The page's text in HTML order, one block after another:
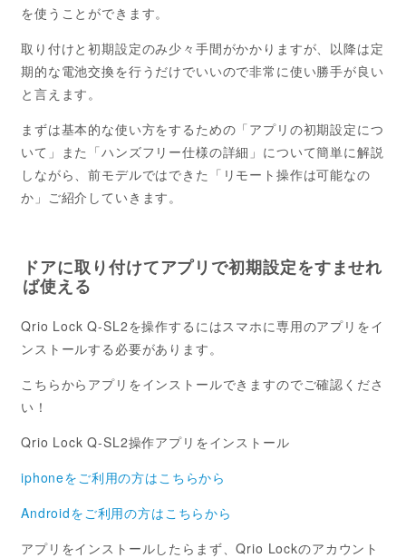
を使うことができます。
取り付けと初期設定のみ少々手間がかかりますが、以降は定
期的な電池交換を行うだけでいいので非常に使い勝手が良い
と言えます。
まずは基本的な使い方をするための「アプリの初期設定につ
いて」また「ハンズフリー仕様の詳細」について簡単に解説
しながら、前モデルではできた「リモート操作は可能なの
か」ご紹介していきます。
ドアに取り付けてアプリで初期設定をすませれ
ば使える
Qrio Lock Q-SL2を操作するにはスマホに専用のアプリをイ
ンストールする必要があります。
こちらからアプリをインストールできますのでご確認くださ
い！
Qrio Lock Q-SL2操作アプリをインストール
iphoneをご利用の方はこちらから
Androidをご利用の方はこちらから
アプリをインストールしたらまず、Qrio Lockのアカウント